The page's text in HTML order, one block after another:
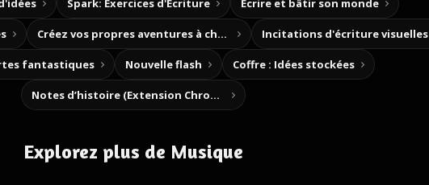
Spark: Exercices d'Écriture Écrire et bâtir son monde
Créez vos propres aventures à choix Incitations d'écriture visuelles
fantastiques Nouvelle flash Coffre : Idées stockées
Notes d’histoire (Extension Chrome)
Explorez plus de Musique